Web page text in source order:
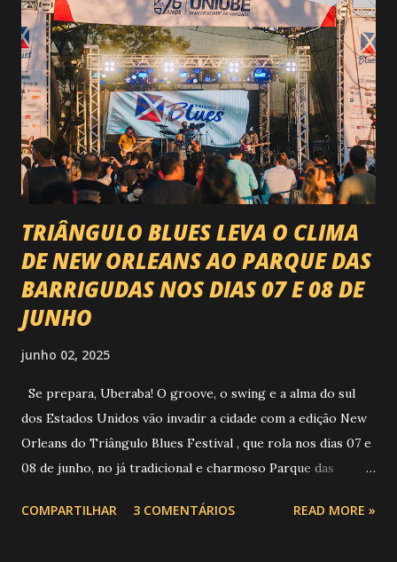
agora é Expozebu Rodeo Shows . E não para por aí. Foto:
@circuitoranchoprimavera 🎤 LINE-UP NACIONAL QUE
VAI ESTREMECER O PARQUE Serão quatro noites , entre
24, 25, 30 de abril e 02 de maio , com oito atrações gigantes
da música brasileira , contemplando sertanejo, forró,
piseiro e sofrência nível hard: Gusttavo Lima Leonardo
Natanzinho Lima Jads & ...
TRIÂNGULO BLUES LEVA O CLIMA
DE NEW ORLEANS AO PARQUE DAS
BARRIGUDAS NOS DIAS 07 E 08 DE
JUNHO
junho 02, 2025
Se prepara, Uberaba! O groove, o swing e a alma do sul
dos Estados Unidos vão invadir a cidade com a edição New
Orleans do Triângulo Blues Festival , que rola nos dias 07 e
08 de junho, no já tradicional e charmoso Parque das
Foto: https://www.trianguloblues.com.br/ ATRAÇÕES DE
COMPARTILHAR 3 COMENTÁRIOS READ MORE »